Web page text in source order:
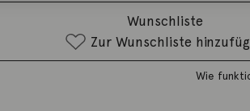
Wunschliste
Zur Wunschliste
Wie